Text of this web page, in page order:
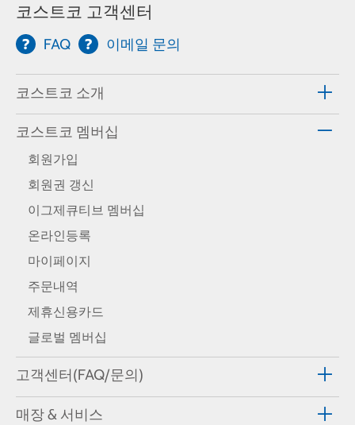
코스트코 고객센터
FAQ 이메일 문의
코스트코 소개
코스트코 멤버십
회원가입
회원권 갱신
이그제큐티브 멤버십
온라인등록
마이페이지
주문내역
제휴신용카드
글로벌 멤버십
고객센터(FAQ/문의)
매장 & 서비스